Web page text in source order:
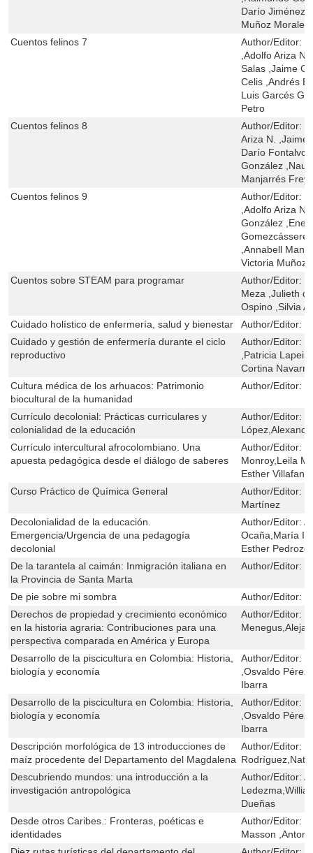
Darío Jiménez
Muñoz Morales
Cuentos felinos 7
Author/Editor:
,Adolfo Ariza
Salas ,Jaime
Celis ,Andrés
Luis Garcés
Petro
Cuentos felinos 8
Author/Editor:
Ariza N. ,Jaime
Darío Fontalvo
González
Manjarrés
Cuentos felinos 9
Author/Editor:
,Adolfo Ariza
González
,Annabell
Victoria Muñoz
Cuentos sobre STEAM para programar
Author/Editor:
Meza ,Julieth
Ospino ,Silvia
Cuidado holístico de enfermería, salud y bienestar
Author/Editor:
Cuidado y gestión de enfermería durante el ciclo
reproductivo
Author/Editor:
,Patricia
Cortina Navarro
Cultura médica de los arhuacos: Patrimonio
biocultural de la humanidad
Author/Editor:
Currículo decolonial: Prácticas curriculares y
colonialidad de la educación
Author/Editor:
Currículo intercultural afrocolombiano. Una
apuesta pedagógica desde el diálogo de saberes
Author/Editor:
Monroy,Leila
Esther Villafana
Curso Práctico de Química General
Author/Editor:
Martínez
Decolonialidad de la educación.
Emergencia/Urgencia de una pedagogía
decolonial
Author/Editor:
Ocaña,María
Esther Pedrozo
De la tarantela al caimán: Inmigración italiana en
la Provincia de Santa Marta
Author/Editor:
De pie sobre mi sombra Author/Editor:
Derechos de propiedad y crecimiento económico
en la historia agraria: Contribuciones para una
perspectiva comparada en América y Europa
Author/Editor:
Desarrollo de la piscicultura en Colombia: Historia,
biología y economía
Author/Editor:
,Osvaldo
Ibarra
Desarrollo de la piscicultura en Colombia: Historia,
biología y economía
Author/Editor:
,Osvaldo
Ibarra
Descripción morfológica de 13 introducciones de
maíz procedente del Departamento del Magdalena
Author/Editor:
Descubriendo mundos: una introducción a la
investigación antropológica
Author/Editor:
Dueñas
Desde otros Caribes.: Fronteras, poéticas e
identidades
Author/Editor:
Masson